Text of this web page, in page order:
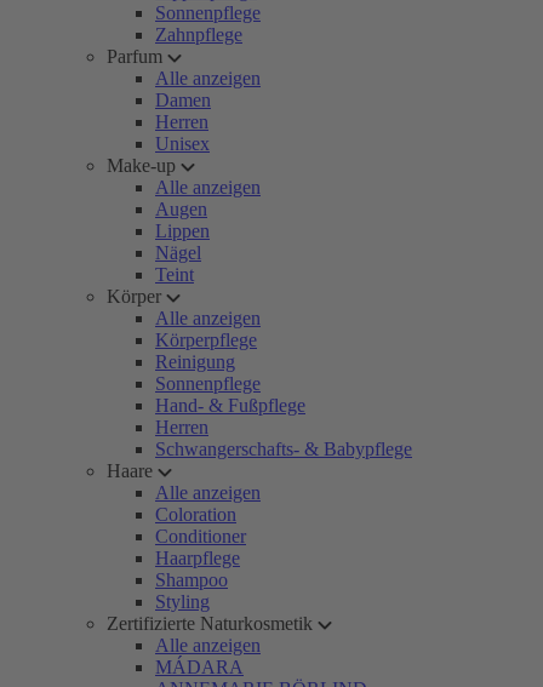
Sonnenpflege
Zahnpflege
Parfum
Alle anzeigen
Damen
Herren
Unisex
Make-up
Alle anzeigen
Augen
Lippen
Nägel
Teint
Körper
Alle anzeigen
Körperpflege
Reinigung
Sonnenpflege
Hand- & Fußpflege
Herren
Schwangerschafts- & Babypflege
Haare
Alle anzeigen
Coloration
Conditioner
Haarpflege
Shampoo
Styling
Zertifizierte Naturkosmetik
Alle anzeigen
MÁDARA